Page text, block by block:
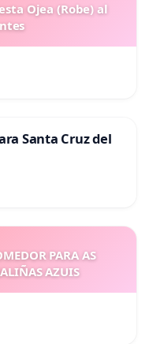
Ojea (Robe) al
Santa Cruz del
PARA AS
AZUIS